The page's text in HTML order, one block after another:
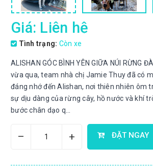
Giá: Liên hệ
Tình trạng: Còn xe
ALISHAN GÓC BÌNH YÊN GIỮA NÚI RỪNG
vừa qua, team nhà chị Jamie Thuy đã có
đáng nhớ đến Alishan, nơi thiên nhiên ôm
sự dịu dàng của rừng cây, hồ nước và khí
bước chân dạo q...
– + ĐẶT NGAY